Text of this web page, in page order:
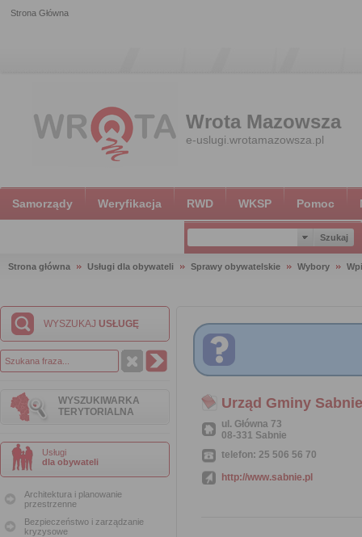
Strona Główna
Wrota Mazowsza
e-uslugi.wrotamazowsza.pl
Samorządy Weryfikacja RWD WKSP Pomoc
Strona główna Usługi dla obywateli Sprawy obywatelskie Wybory
WYSZUKAJ USŁUGĘ
WYSZUKIWARKA
TERYTORIALNA
Usługi
dla obywateli
Architektura i planowanie
przestrzenne
Bezpieczeństwo i zarządzanie
kryzysowe
Urząd Gminy Sabnie
ul. Główna 73
08-331 Sabnie
telefon: 25 506 56 70
http://www.sabnie.pl